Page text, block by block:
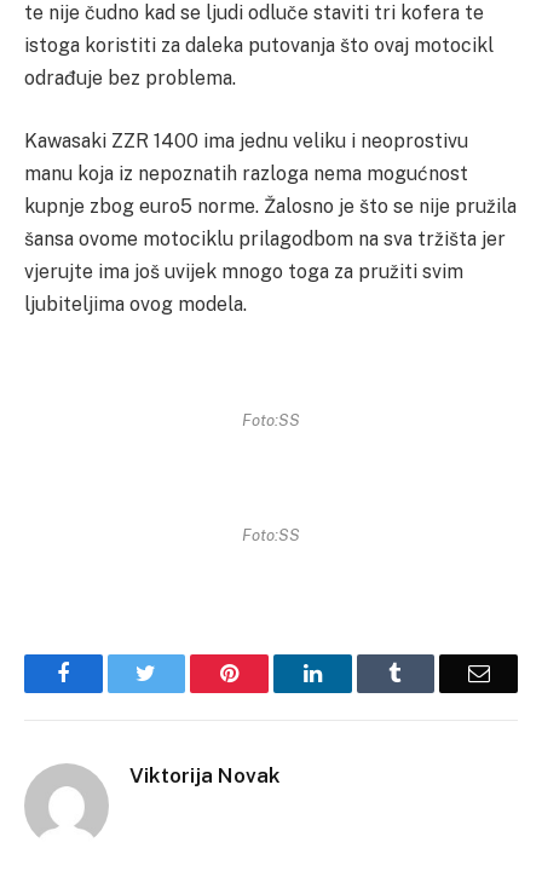
te nije čudno kad se ljudi odluče staviti tri kofera te
istoga koristiti za daleka putovanja što ovaj motocikl
odrađuje bez problema.
Kawasaki ZZR 1400 ima jednu veliku i neoprostivu
manu koja iz nepoznatih razloga nema mogućnost
kupnje zbog euro5 norme. Žalosno je što se nije pružila
šansa ovome motociklu prilagodbom na sva tržišta jer
vjerujte ima još uvijek mnogo toga za pružiti svim
ljubiteljima ovog modela.
Foto:SS
Foto:SS
Facebook Pinterest LinkedIn Email
Viktorija Novak